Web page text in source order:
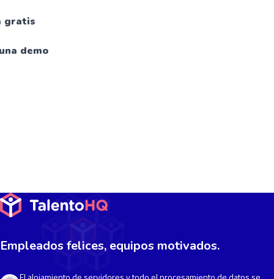
gratis
demo
Empleados felices, equipos motivados.